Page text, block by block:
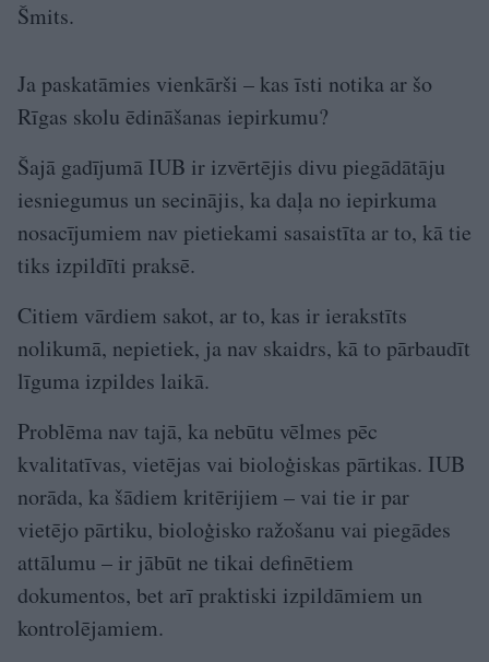
Šmits.
Ja paskatāmies vienkārši – kas īsti notika ar šo
Rīgas skolu ēdināšanas iepirkumu?
Šajā gadījumā IUB ir izvērtējis divu piegādātāju
iesniegumus un secinājis, ka daļa no iepirkuma
nosacījumiem nav pietiekami sasaistīta ar to, kā tie
tiks izpildīti praksē.
Citiem vārdiem sakot, ar to, kas ir ierakstīts
nolikumā, nepietiek, ja nav skaidrs, kā to pārbaudīt
līguma izpildes laikā.
Problēma nav tajā, ka nebūtu vēlmes pēc
kvalitatīvas, vietējas vai bioloģiskas pārtikas. IUB
norāda, ka šādiem kritērijiem – vai tie ir par
vietējo pārtiku, bioloģisko ražošanu vai piegādes
attālumu – ir jābūt ne tikai definētiem
dokumentos, bet arī praktiski izpildāmiem un
kontrolējamiem.